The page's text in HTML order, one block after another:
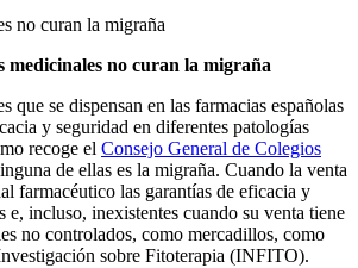
no curan la migraña
medicinales no curan la migraña
que se dispensan en las farmacias españolas
y seguridad en diferentes patologías
recoge el Consejo General de Colegios
de ellas es la migraña. Cuando la venta
farmacéutico las garantías de eficacia y
e, incluso, inexistentes cuando su venta tiene
no controlados, como mercadillos, como
sobre Fitoterapia (INFITO).